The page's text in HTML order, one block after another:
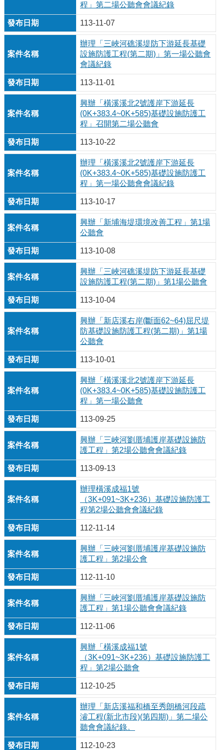
程」第二場公聽會會議紀錄
113-11-07
辦理「三峽河礁溪堤防下游延長基礎
設施防護工程(第二期)」第一場公聽會
會議紀錄
113-11-01
興辦「橫溪溪北2號護岸下游延長
(0K+383.4~0K+585)基礎設施防護工
程」召開第二場公聽會
113-10-22
辦理「橫溪溪北2號護岸下游延長
(0K+383.4~0K+585)基礎設施防護工
程」第一場公聽會會議紀錄
113-10-17
興辦「新埔海堤環境改善工程」第1場
公聽會
113-10-08
興辦「三峽河礁溪堤防下游延長基礎
設施防護工程(第二期)」第1場公聽會
113-10-04
興辦「新店溪右岸(斷面62~64)屈尺堤
防基礎設施防護工程(第二期)」第1場
公聽會
113-10-01
興辦「橫溪溪北2號護岸下游延長
(0K+383.4~0K+585)基礎設施防護工
程」第一場公聽會
113-09-25
興辦「三峽河劉厝埔護岸基礎設施防
護工程」第2場公聽會會議紀錄
113-09-13
辦理橫溪成福1號
（3K+091~3K+236）基礎設施防護工
程第2場公聽會會議紀錄
112-11-14
興辦「三峽河劉厝埔護岸基礎設施防
護工程」第2場公會
112-11-10
興辦「三峽河劉厝埔護岸基礎設施防
護工程」第1場公聽會會議紀錄
112-11-06
興辦「橫溪成福1號
（3K+091~3K+236）基礎設施防護工
程」第2場公聽會
112-10-25
辦理「新店溪福和橋至秀朗橋河段疏
濬工程(新北市段)(第四期)」第二場公
聽會會議紀錄。
112-10-23